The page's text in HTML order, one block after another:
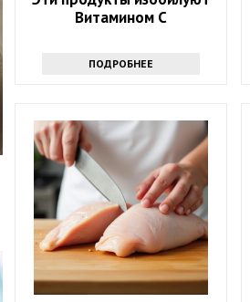
Витамином С
ПОДРОБНЕЕ